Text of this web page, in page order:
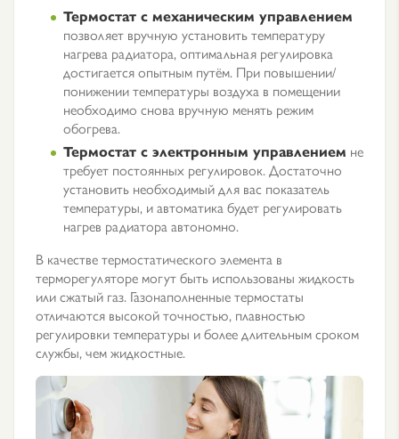
Термостат с механическим управлением
позволяет вручную установить температуру
нагрева радиатора, оптимальная регулировка
достигается опытным путём. При повышении/
понижении температуры воздуха в помещении
необходимо снова вручную менять режим
обогрева.
Термостат с электронным управлением не
требует постоянных регулировок. Достаточно
установить необходимый для вас показатель
температуры, и автоматика будет регулировать
нагрев радиатора автономно.
В качестве термостатического элемента в
терморегуляторе могут быть использованы жидкость
или сжатый газ. Газонаполненные термостаты
отличаются высокой точностью, плавностью
регулировки температуры и более длительным сроком
службы, чем жидкостные.